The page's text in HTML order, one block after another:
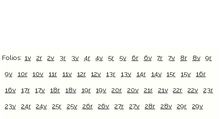
Folios: 1v 2r 2v 3r 3v 4r 4v 5r 5v 6r 6v 7r 7v 8r 8v 9r
9v 10r 10v 11r 11v 12r 12v 13r 13v 14r 14v 15r 15v 16r
16v 17r 17v 18r 18v 19r 19v 20r 20v 21r 21v 22r 22v 23r
23v 24r 24v 25r 25v 26r 26v 27r 27v 28r 28v 29r 29v